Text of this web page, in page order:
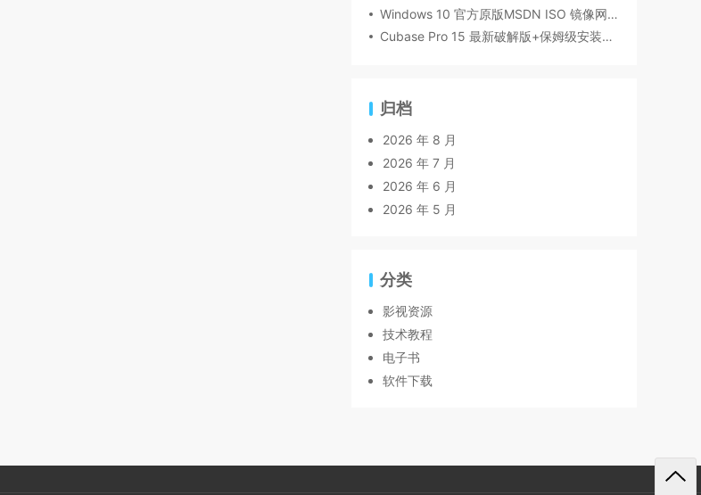
Windows 10 官方原版MSDN ISO 镜像网盘下载
Cubase Pro 15 最新破解版+保姆级安装指南
归档
2026 年 8 月
2026 年 7 月
2026 年 6 月
2026 年 5 月
分类
影视资源
技术教程
电子书
软件下载